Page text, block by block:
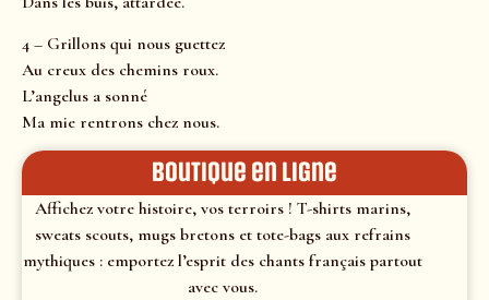
4 – Grillons qui nous guettez
Au creux des chemins roux.
L’angelus a sonné
Ma mie rentrons chez nous.
Boutique en ligne
Affichez votre histoire, vos terroirs ! T-shirts marins,
sweats scouts, mugs bretons et tote-bags aux refrains
mythiques : emportez l’esprit des chants français partout
avec vous.